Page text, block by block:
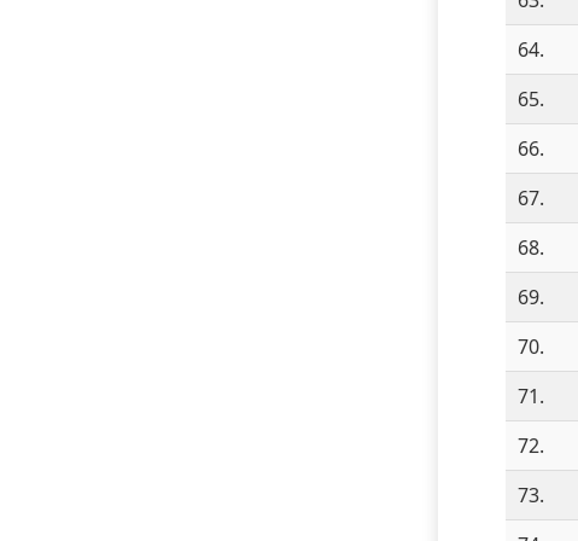
64.
65.
66.
67.
68.
69.
70.
71.
72.
73.